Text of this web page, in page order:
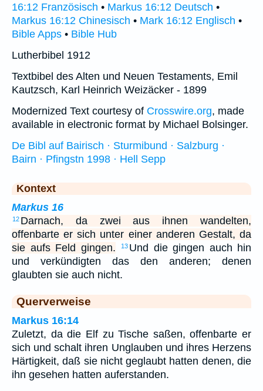
16:12 Französisch • Markus 16:12 Deutsch •
Markus 16:12 Chinesisch • Mark 16:12 Englisch •
Bible Apps • Bible Hub
Lutherbibel 1912
Textbibel des Alten und Neuen Testaments, Emil
Kautzsch, Karl Heinrich Weizäcker - 1899
Modernized Text courtesy of Crosswire.org, made
available in electronic format by Michael Bolsinger.
De Bibl auf Bairisch · Sturmibund · Salzburg ·
Bairn · Pfingstn 1998 · Hell Sepp
Kontext
Markus 16
12 Darnach, da zwei aus ihnen wandelten,
offenbarte er sich unter einer anderen Gestalt, da
sie aufs Feld gingen.
13 Und die gingen auch hin
und verkündigten das den anderen; denen
glaubten sie auch nicht.
Querverweise
Markus 16:14
Zuletzt, da die Elf zu Tische saßen, offenbarte er
sich und schalt ihren Unglauben und ihres Herzens
Härtigkeit, daß sie nicht geglaubt hatten denen, die
ihn gesehen hatten auferstanden.